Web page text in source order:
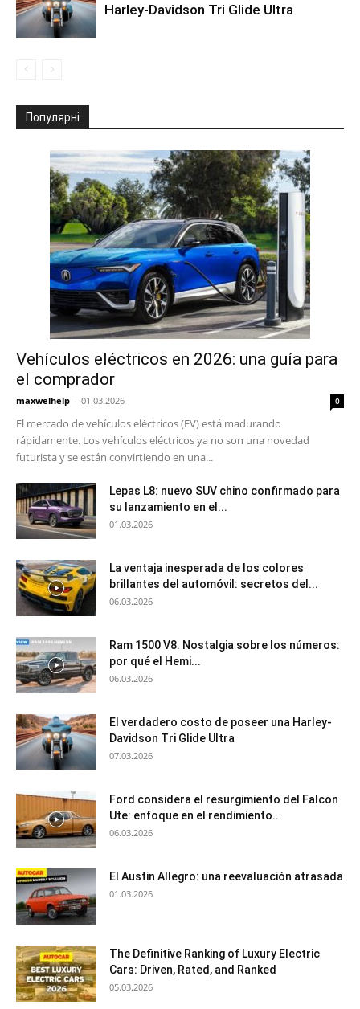
Harley-Davidson Tri Glide Ultra
Популярні
Vehículos eléctricos en 2026: una guía para
el comprador
maxwelhelp - 01.03.2026 0
El mercado de vehículos eléctricos (EV) está madurando
rápidamente. Los vehículos eléctricos ya no son una novedad
futurista y se están convirtiendo en una...
Lepas L8: nuevo SUV chino confirmado para
su lanzamiento en el...
01.03.2026
La ventaja inesperada de los colores
brillantes del automóvil: secretos del...
06.03.2026
Ram 1500 V8: Nostalgia sobre los números:
por qué el Hemi...
06.03.2026
El verdadero costo de poseer una Harley-
Davidson Tri Glide Ultra
07.03.2026
Ford considera el resurgimiento del Falcon
Ute: enfoque en el rendimiento...
06.03.2026
El Austin Allegro: una reevaluación atrasada
01.03.2026
The Definitive Ranking of Luxury Electric
Cars: Driven, Rated, and Ranked
05.03.2026